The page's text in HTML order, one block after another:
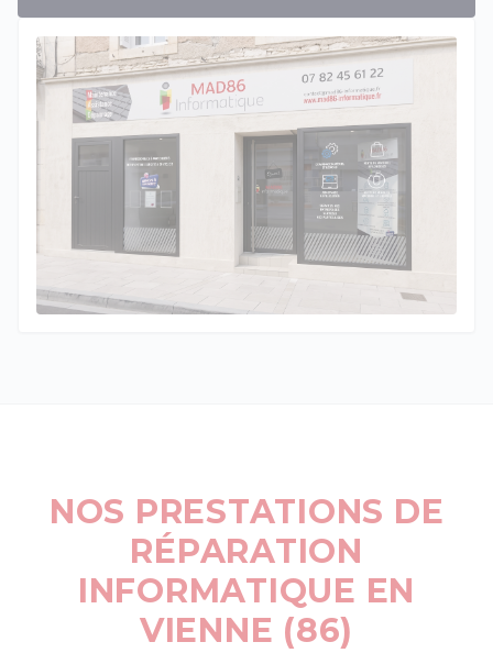
NOS PRESTATIONS DE
RÉPARATION
INFORMATIQUE EN
VIENNE (86)